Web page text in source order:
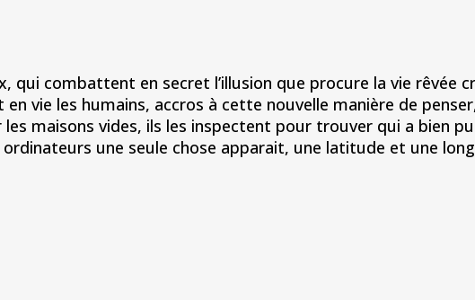
combattent en secret l’illusion que procure la vie rêvée
vie les humains, accros à cette nouvelle manière de
maisons vides, ils les inspectent pour trouver qui a bien
ordinateurs une seule chose apparait, une latitude et une